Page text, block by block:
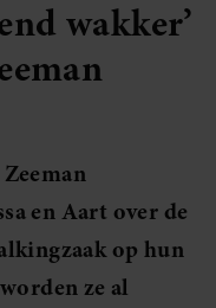
wakker’
en Aart over de
op hun
ze al